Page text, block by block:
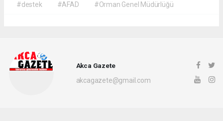
#destek
#AFAD #Orman Genel Müdürlüğü
Akca Gazete
akcagazete@gmail.com